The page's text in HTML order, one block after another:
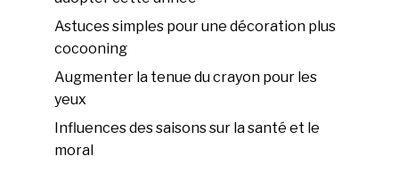
Astuces simples pour une décoration plus
cocooning
Augmenter la tenue du crayon pour les
yeux
Influences des saisons sur la santé et le
moral